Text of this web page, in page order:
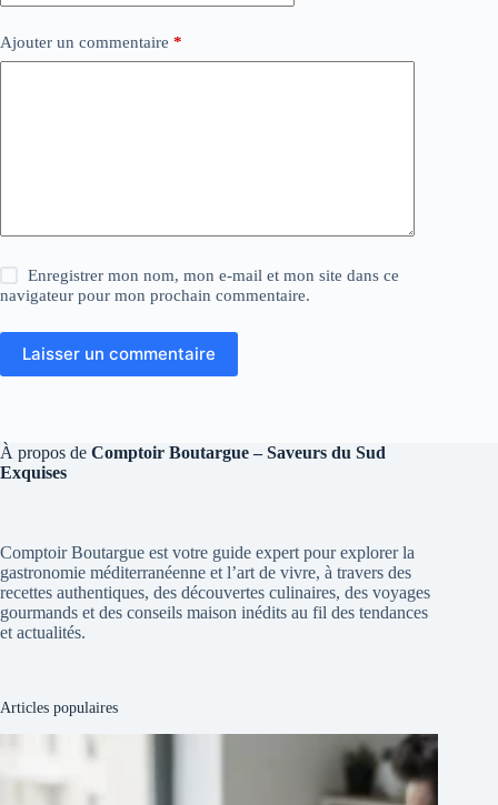
Ajouter un commentaire *
Enregistrer mon nom, mon e-mail et mon site dans ce
navigateur pour mon prochain commentaire.
Laisser un commentaire
À propos de Comptoir Boutargue – Saveurs du Sud
Exquises
Comptoir Boutargue est votre guide expert pour explorer la
gastronomie méditerranéenne et l’art de vivre, à travers des
recettes authentiques, des découvertes culinaires, des voyages
gourmands et des conseils maison inédits au fil des tendances
et actualités.
Articles populaires